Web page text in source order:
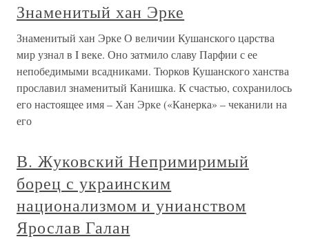
Знаменитый хан Эрке
Знаменитый хан Эрке О величии Кушанского царства
мир узнал в I веке. Оно затмило славу Парфии с ее
непобедимыми всадниками. Тюрков Кушанского ханства
прославил знаменитый Канишка. К счастью, сохранилось
его настоящее имя – Хан Эрке («Канерка» – чеканили на
его
В. Жуковский Непримиримый
борец с украинским
национализмом и унианством
Ярослав Галан